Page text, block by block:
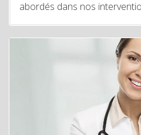
abordés dans nos